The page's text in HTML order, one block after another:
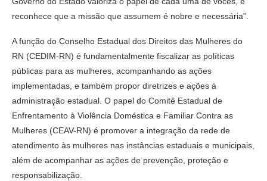
reconhece que a missão que assumem é nobre e necessária”.
A função do Conselho Estadual dos Direitos das Mulheres do
RN (CEDIM-RN) é fundamentalmente fiscalizar as políticas
públicas para as mulheres, acompanhando as ações
implementadas, e também propor diretrizes e ações à
administração estadual. O papel do Comitê Estadual de
Enfrentamento à Violência Doméstica e Familiar Contra as
Mulheres (CEAV-RN) é promover a integração da rede de
atendimento às mulheres nas instâncias estaduais e municipais,
além de acompanhar as ações de prevenção, proteção e
responsabilização.